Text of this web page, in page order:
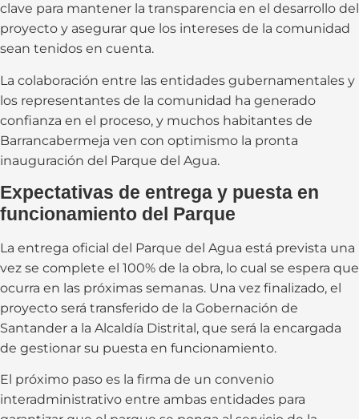
clave para mantener la transparencia en el desarrollo del
proyecto y asegurar que los intereses de la comunidad
sean tenidos en cuenta.
La colaboración entre las entidades gubernamentales y
los representantes de la comunidad ha generado
confianza en el proceso, y muchos habitantes de
Barrancabermeja ven con optimismo la pronta
inauguración del Parque del Agua.
Expectativas de entrega y puesta en
funcionamiento del Parque
La entrega oficial del Parque del Agua está prevista una
vez se complete el 100% de la obra, lo cual se espera que
ocurra en las próximas semanas. Una vez finalizado, el
proyecto será transferido de la Gobernación de
Santander a la Alcaldía Distrital, que será la encargada
de gestionar su puesta en funcionamiento.
El próximo paso es la firma de un convenio
interadministrativo entre ambas entidades para